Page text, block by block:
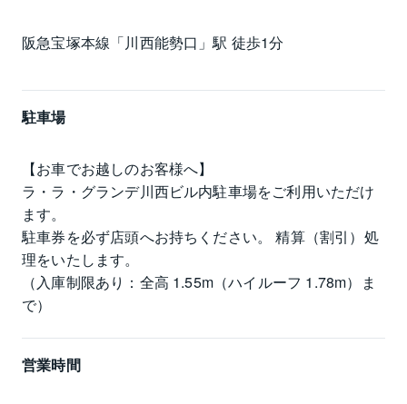
阪急宝塚本線「川西能勢口」駅 徒歩1分
駐車場
【お車でお越しのお客様へ】
ラ・ラ・グランデ川西ビル内駐車場をご利用いただけ
ます。
駐車券を必ず店頭へお持ちください。 精算（割引）処
理をいたします。
（入庫制限あり：全高 1.55m（ハイルーフ 1.78m）ま
で）
営業時間